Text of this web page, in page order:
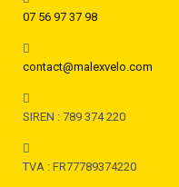
07 56 97 37 98
contact@malexvelo.com
SIREN : 789 374 220
TVA : FR77789374220